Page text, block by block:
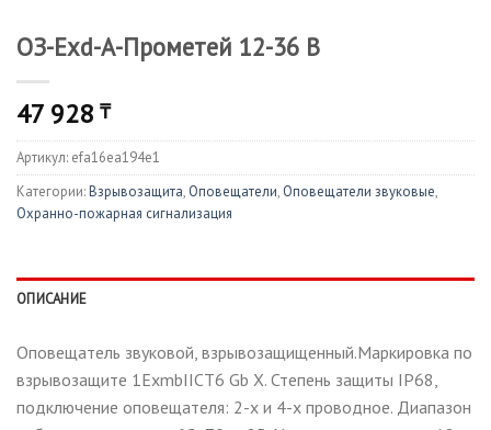
ОЗ-Exd-А-Прометей 12-36 В
47 928 ₸
Артикул: efa16ea194e1
Категории:Взрывозащита, Оповещатели, Оповещатели звуковые,
Охранно-пожарная сигнализация
ОПИСАНИЕ
Оповещатель звуковой, взрывозащищенный.Маркировка по
взрывозащите 1ExmbIICT6 Gb X. Степень защиты IP68,
подключение оповещателя: 2-х и 4-х проводное. Диапазон